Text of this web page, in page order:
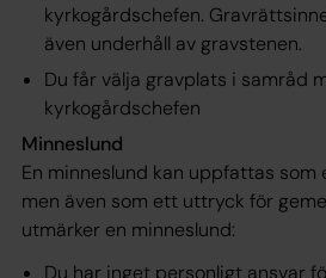
kyrkogårdschefen.
även underhåll av gravstenen.
Du får välja gravplats i samråd
kyrkogårdschefen
Minneslund
En minneslund kan uppfattas som
men även som ett uttryck för
utmärker en minneslund:
Du har inget personligt ansvar